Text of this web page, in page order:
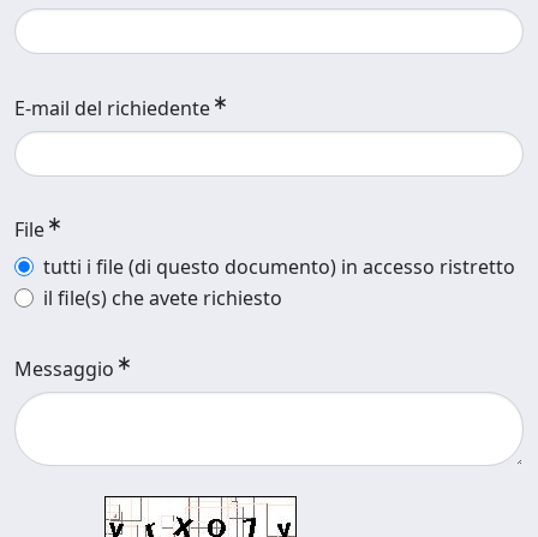
E-mail del richiedente
File
tutti i file (di questo documento) in accesso ristretto
il file(s) che avete richiesto
Messaggio